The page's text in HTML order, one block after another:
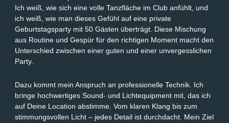
Ich weiß, wie sich eine volle Tanzfläche im Club anfühlt, und
ich weiß, wie man dieses Gefühl auf eine private
Geburtstagsparty mit 50 Gästen überträgt. Diese Mischung
aus Routine und Gespür für den richtigen Moment macht den
Unterschied zwischen einer guten und einer unvergesslichen
Party.
Dazu kommt mein Anspruch an professionelle Technik. Ich
bringe hochwertiges Sound- und Lichtequipment mit, das ich
auf Deine Location abstimme. Vom klaren Klang bis zum
stimmungsvollen Licht – jedes Detail ist durchdacht. Mein Ziel